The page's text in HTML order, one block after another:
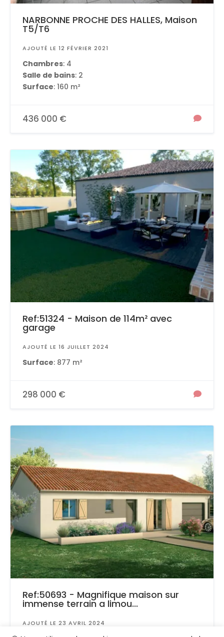
NARBONNE PROCHE DES HALLES, Maison
T5/T6
AJOUTÉ LE 12 FÉVRIER 2021
Chambres: 4
Salle de bains: 2
Surface: 160 m²
436 000 €
Ref:51324 - Maison de 114m² avec
garage
AJOUTÉ LE 16 JUILLET 2024
Surface: 877 m²
298 000 €
Ref:50693 - Magnifique maison sur
immense terrain a limou...
AJOUTÉ LE 23 AVRIL 2024